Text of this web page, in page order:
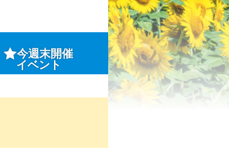
今週末開催
イベント